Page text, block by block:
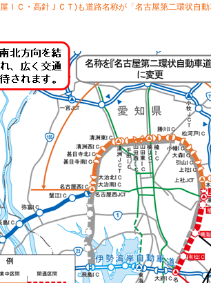
ＩＣ・高針ＪＣＴ)も道路名称が「名古屋第二環状自